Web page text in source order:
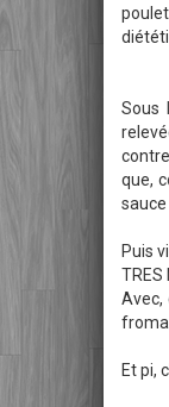
Sous
que,
sauce
Puis
TRES
Avec,
Et pi,